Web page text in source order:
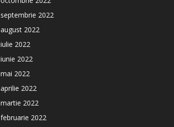
septembrie 2022
august 2022
iulie 2022
iunie 2022
mai 2022
aprilie 2022
martie 2022
februarie 2022